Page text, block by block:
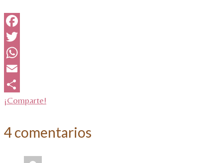
Facebook
Twitter
WhatsApp
Email
¡Comparte!
4 comentarios